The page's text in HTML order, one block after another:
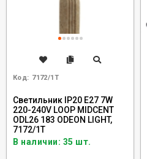
Код: 7172/1T
Светильник IP20 E27 7W
220-240V LOOP MIDCENT
ODL26 183 ODEON LIGHT,
7172/1T
В наличии: 35 шт.